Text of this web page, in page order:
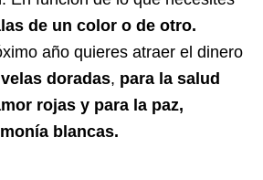
de un color o de otro.
año quieres atraer el dinero
velas doradas, para la salud
rojas y para la paz,
blancas.